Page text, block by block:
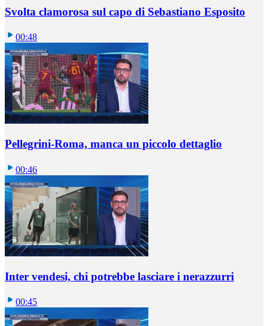
Svolta clamorosa sul capo di Sebastiano Esposito
00:48
Pellegrini-Roma, manca un piccolo dettaglio
00:46
Inter vendesi, chi potrebbe lasciare i nerazzurri
00:45